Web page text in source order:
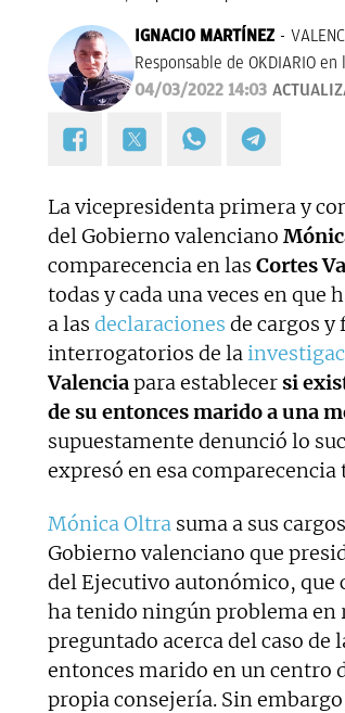
IGNACIO MARTÍNEZ
Responsable de OKDIARIO
04/03/2022 14:03
La vicepresidenta primera y
del Gobierno valenciano
comparecencia en las Cortes
todas y cada una veces en
a las declaraciones de cargos y
interrogatorios de la
Valenciapara establecersi
de su entonces marido a una
supuestamente denunció lo
expresó en esa
Mónica Oltra suma a sus
Gobierno valenciano que
del Ejecutivo autonómico, que
ha tenido ningún problema en
preguntado acerca del caso de
entonces marido en un centro
propia consejería. Sin